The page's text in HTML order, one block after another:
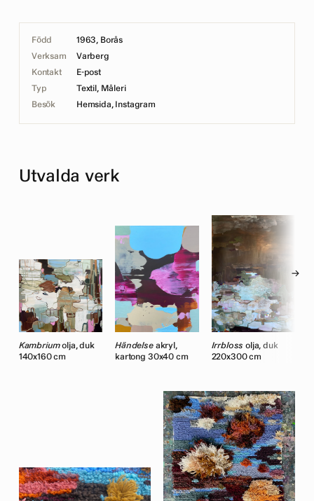
Född
1963, Borås
Verksam
Varberg
Kontakt
E-post
Typ
Textil, Måleri
Besök
Hemsida, Instagram
Utvalda verk
Kambriumolja, duk
140x160 cm
Händelseakryl,
kartong 30x40 cm
Irrbloss olja, duk
220x300 cm
→